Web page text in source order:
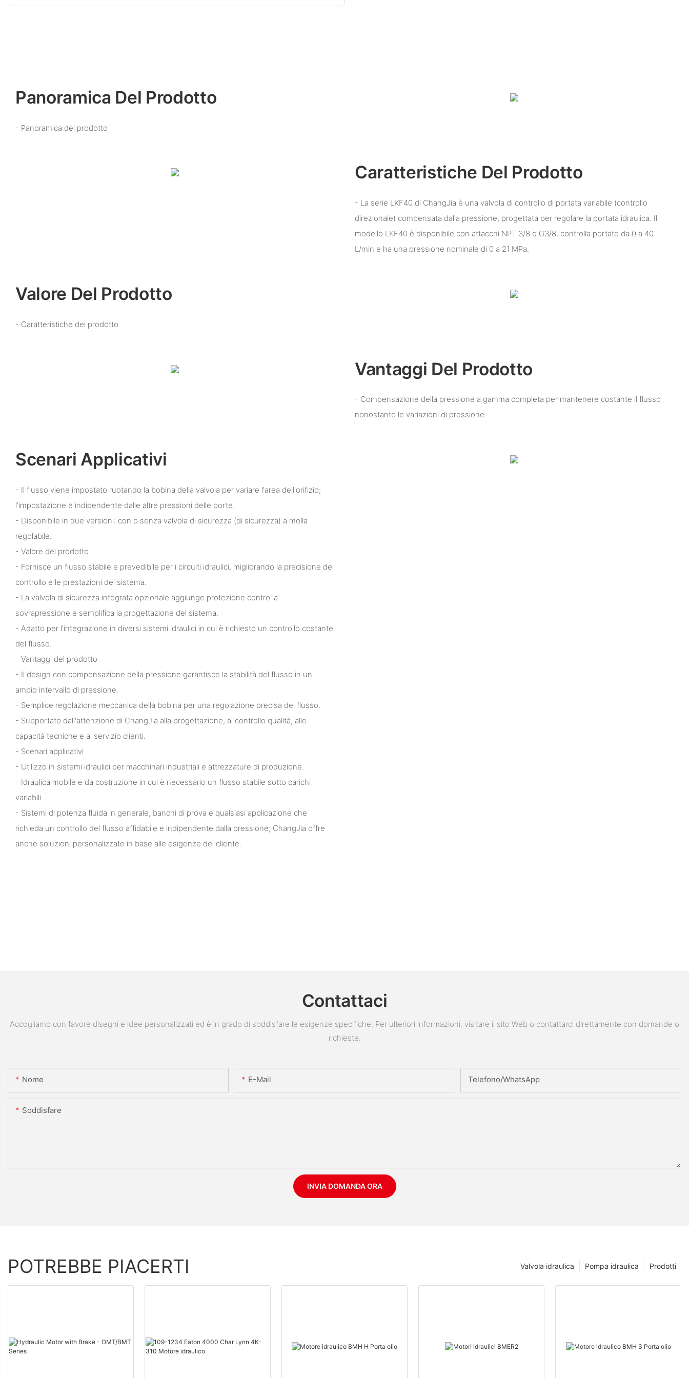
Panoramica Del Prodotto
- Panoramica del prodotto
Caratteristiche Del Prodotto
- La serie LKF40 di ChangJia è una valvola di controllo di portata variabile (controllo
direzionale) compensata dalla pressione, progettata per regolare la portata idraulica. Il
modello LKF40 è disponibile con attacchi NPT 3/8 o G3/8, controlla portate da 0 a 40
L/min e ha una pressione nominale di 0 a 21 MPa.
Valore Del Prodotto
- Caratteristiche del prodotto
Vantaggi Del Prodotto
- Compensazione della pressione a gamma completa per mantenere costante il flusso
nonostante le variazioni di pressione.
Scenari Applicativi
- Il flusso viene impostato ruotando la bobina della valvola per variare l'area dell'orifizio;
l'impostazione è indipendente dalle altre pressioni delle porte.
- Disponibile in due versioni: con o senza valvola di sicurezza (di sicurezza) a molla
regolabile.
- Valore del prodotto
- Fornisce un flusso stabile e prevedibile per i circuiti idraulici, migliorando la precisione del
controllo e le prestazioni del sistema.
- La valvola di sicurezza integrata opzionale aggiunge protezione contro la
sovrapressione e semplifica la progettazione del sistema.
- Adatto per l'integrazione in diversi sistemi idraulici in cui è richiesto un controllo costante
del flusso.
- Vantaggi del prodotto
- Il design con compensazione della pressione garantisce la stabilità del flusso in un
ampio intervallo di pressione.
- Semplice regolazione meccanica della bobina per una regolazione precisa del flusso.
- Supportato dall'attenzione di ChangJia alla progettazione, al controllo qualità, alle
capacità tecniche e al servizio clienti.
- Scenari applicativi
- Utilizzo in sistemi idraulici per macchinari industriali e attrezzature di produzione.
- Idraulica mobile e da costruzione in cui è necessario un flusso stabile sotto carichi
variabili.
- Sistemi di potenza fluida in generale, banchi di prova e qualsiasi applicazione che
richieda un controllo del flusso affidabile e indipendente dalla pressione; ChangJia offre
anche soluzioni personalizzate in base alle esigenze del cliente.
Contattaci
Accogliamo con favore disegni e idee personalizzati ed è in grado di soddisfare le esigenze specifiche. Per ulteriori informazioni, visitare il sito Web o contattarci direttamente con domande o
richieste.
Nome E-Mail Telefono/WhatsApp
Soddisfare
INVIA DOMANDA ORA
POTREBBE PIACERTI Prodotti
Pompa idraulica
Valvola idraulica